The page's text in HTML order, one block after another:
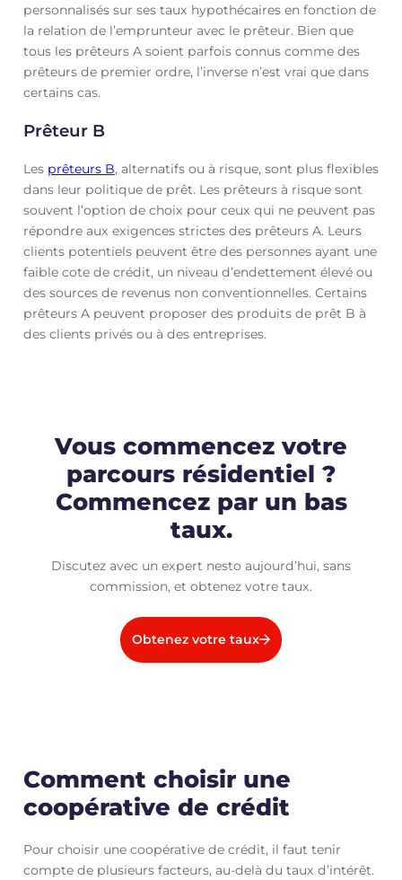
personnalisés sur ses taux hypothécaires en fonction de
la relation de l’emprunteur avec le prêteur. Bien que
tous les prêteurs A soient parfois connus comme des
prêteurs de premier ordre, l’inverse n’est vrai que dans
certains cas.
Prêteur B
Les prêteurs B, alternatifs ou à risque, sont plus flexibles
dans leur politique de prêt. Les prêteurs à risque sont
souvent l’option de choix pour ceux qui ne peuvent pas
répondre aux exigences strictes des prêteurs A. Leurs
clients potentiels peuvent être des personnes ayant une
faible cote de crédit, un niveau d’endettement élevé ou
des sources de revenus non conventionnelles. Certains
prêteurs A peuvent proposer des produits de prêt B à
des clients privés ou à des entreprises.
Vous commencez votre
parcours résidentiel ?
Commencez par un bas
taux.
Discutez avec un expert nesto aujourd’hui, sans
commission, et obtenez votre taux.
Obtenez votre taux
Comment choisir une
coopérative de crédit
Pour choisir une coopérative de crédit, il faut tenir
compte de plusieurs facteurs, au-delà du taux d’intérêt.